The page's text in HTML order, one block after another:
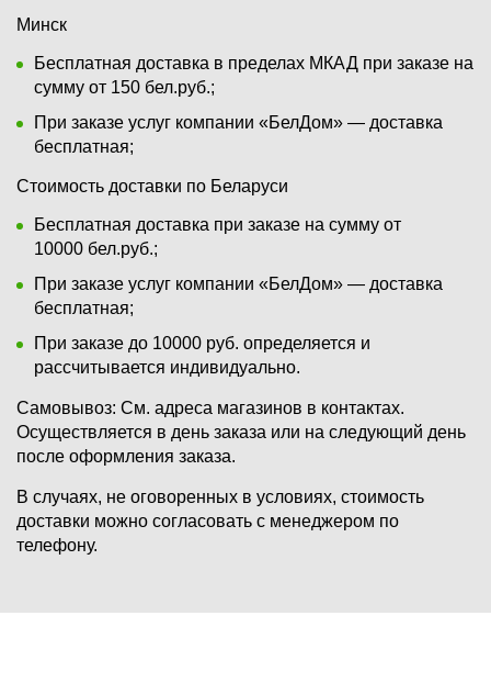
Минск
Бесплатная доставка в пределах МКАД при заказе на
сумму от 150 бел.руб.;
При заказе услуг компании «БелДом» — доставка
бесплатная;
Стоимость доставки по Беларуси
Бесплатная доставка при заказе на сумму от
10000 бел.руб.;
При заказе услуг компании «БелДом» — доставка
бесплатная;
При заказе до 10000 руб. определяется и
рассчитывается индивидуально.
Самовывоз: См. адреса магазинов в контактах.
Осуществляется в день заказа или на следующий день
после оформления заказа.
В случаях, не оговоренных в условиях, стоимость
доставки можно согласовать с менеджером по
телефону.